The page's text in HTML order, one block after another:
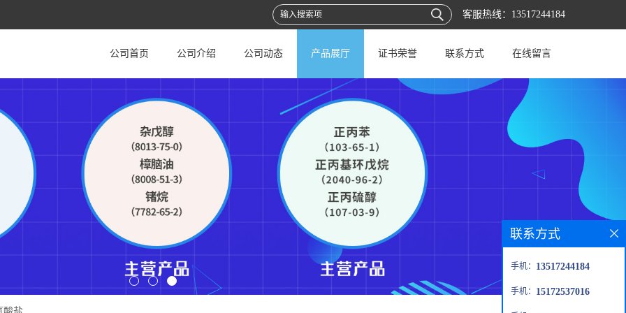
客服热线： 13517244184
公司首页 公司介绍 公司动态 产品展厅 证书荣誉 联系方式 在线留言
联系方式
手机： 13517244184
手机： 15172537016